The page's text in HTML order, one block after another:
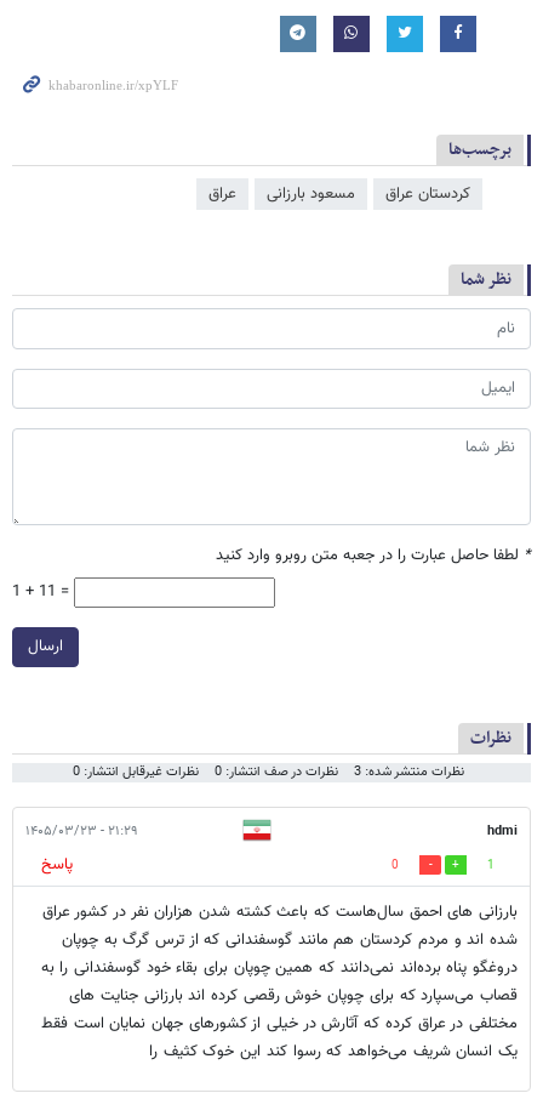
برچسب‌ها
کردستان عراق مسعود بارزانی عراق
نظر شما
* لطفا حاصل عبارت را در جعبه متن روبرو وارد کنید
1 + 11 =
ارسال
نظرات
نظرات منتشر شده: 3 نظرات در صف انتشار: 0 نظرات غیرقابل انتشار: 0
hdmi ۲۱:۲۹ - ۱۴۰۵/۰۳/۲۳
1
0
پاسخ
بارزانی های احمق سال‌هاست که باعث کشته شدن هزاران نفر در کشور عراق
شده اند و مردم کردستان هم مانند گوسفندانی که از ترس گرگ به چوپان
دروغگو پناه برده‌اند نمی‌دانند که همین چوپان برای بقاء خود گوسفندانی را به
قصاب می‌سپارد که برای چوپان خوش رقصی کرده اند بارزانی جنایت های
مختلفی در عراق کرده که آثارش در خیلی از کشورهای جهان نمایان است فقط
یک انسان شریف می‌خواهد که رسوا کند این خوک کثیف را